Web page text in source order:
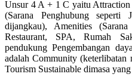
Unsur 4 A + 1 C yaitu
(Sarana Penghubung
dijangkau), Amenities
Restaurant, SPA, Rumah
pendukung Pengembangan
adalah Community (keterlibatan
Tourism Sustainable dimasa